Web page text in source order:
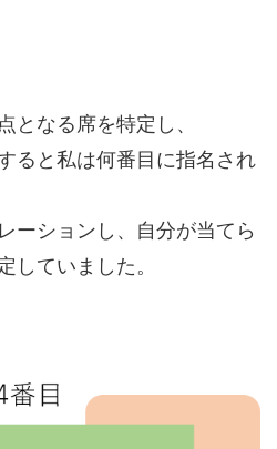
となる席を特定し、
ると私は何番目に指名され
ーションし、自分が当てら
していました。